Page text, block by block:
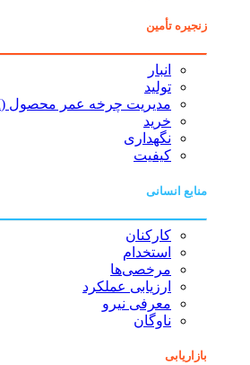
زنجیره تأمین
انبار
تولید
مدیریت چرخه عمر محصول (PLM)
خرید
نگهداری
کیفیت
منابع انسانی
کارکنان
استخدام
مرخصی‌ها
ارزیابی عملکرد
معرفی نیرو
ناوگان
بازاریابی